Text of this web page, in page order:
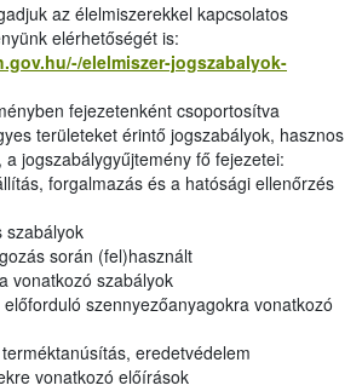
az élelmiszerekkel kapcsolatos
elérhetőségét is:
elelmiszer-jogszabalyok-
fejezetenként csoportosítva
területeket érintő jogszabályok, hasznos
a jogszabálygyűjtemény fő fejezetei:
forgalmazás és a hatósági ellenőrzés
szabályok
során (fel)használt
vonatkozó szabályok
szennyezőanyagokra vonatkozó
eredetvédelem
vonatkozó előírások